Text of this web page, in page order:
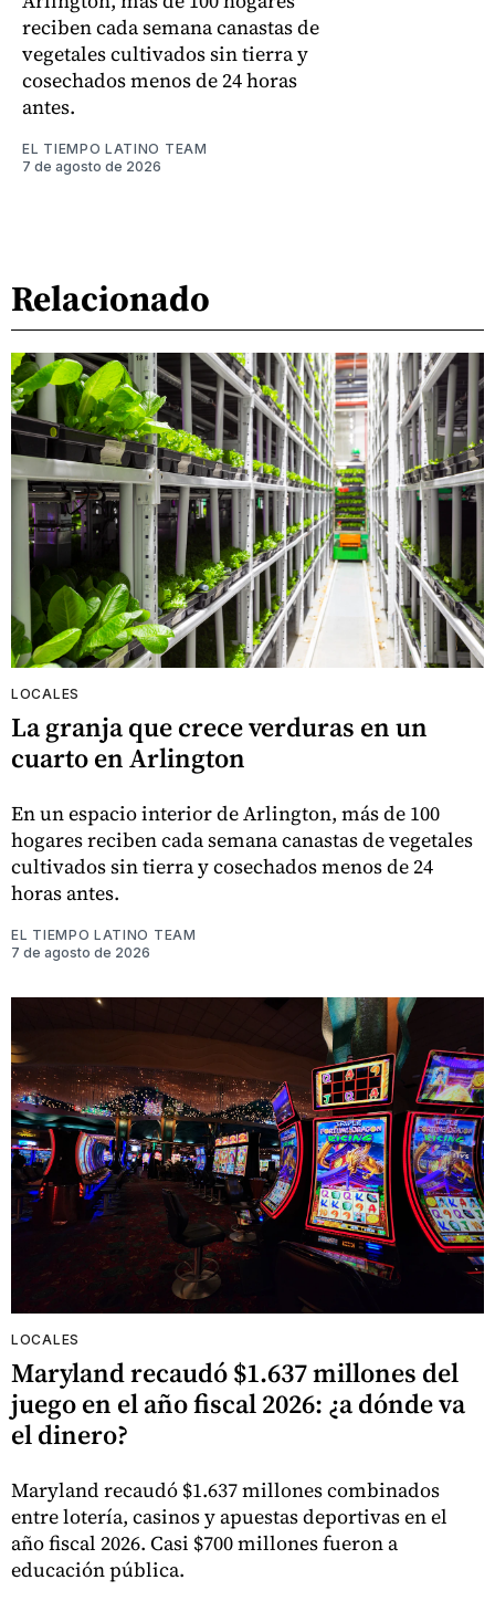
reciben cada semana canastas de
vegetales cultivados sin tierra y
cosechados menos de 24 horas
antes.
EL TIEMPO LATINO TEAM
7 de agosto de 2026
Relacionado
LOCALES
La granja que crece verduras en un
cuarto en Arlington
En un espacio interior de Arlington, más de 100
hogares reciben cada semana canastas de vegetales
cultivados sin tierra y cosechados menos de 24
horas antes.
EL TIEMPO LATINO TEAM
7 de agosto de 2026
LOCALES
Maryland recaudó $1.637 millones del
juego en el año fiscal 2026: ¿a dónde va
el dinero?
Maryland recaudó $1.637 millones combinados
entre lotería, casinos y apuestas deportivas en el
año fiscal 2026. Casi $700 millones fueron a
educación pública.